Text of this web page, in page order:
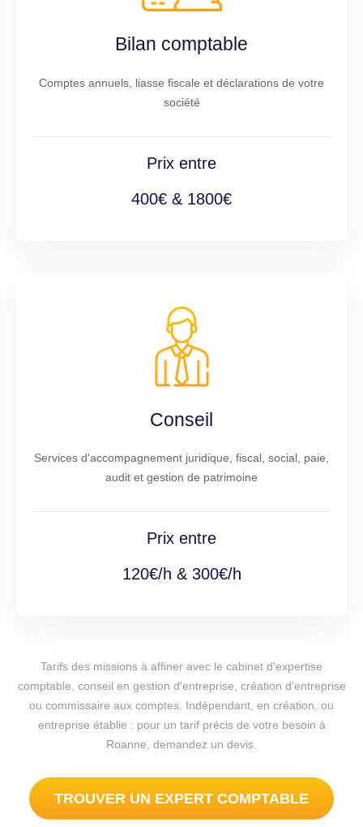
Bilan comptable
Comptes annuels, liasse fiscale et déclarations de votre
société
Prix entre
400€ & 1800€
Conseil
Services d'accompagnement juridique, fiscal, social, paie,
audit et gestion de patrimoine
Prix entre
120€/h & 300€/h
Tarifs des missions à affiner avec le cabinet d'expertise
comptable, conseil en gestion d'entreprise, création d'entreprise
ou commissaire aux comptes. Indépendant, en création, ou
entreprise établie : pour un tarif précis de votre besoin à
Roanne, demandez un devis.
TROUVER UN EXPERT COMPTABLE